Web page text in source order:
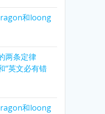
和loong
两条定律
“英文必有错
和loong